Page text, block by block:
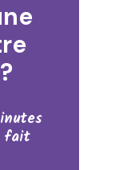
fait